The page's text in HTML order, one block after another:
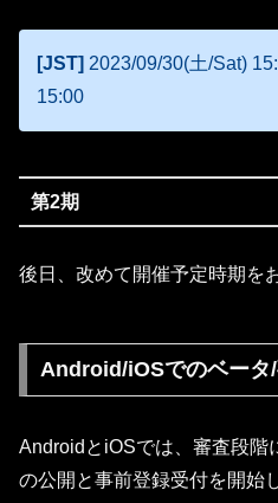
[JST] 2023/09/30(土/Sat)
15:00
第2期
後日、改めて開催予定時期を
Android/iOSでのベータ
AndroidとiOSでは、審査段階
の公開と事前登録受付を開始